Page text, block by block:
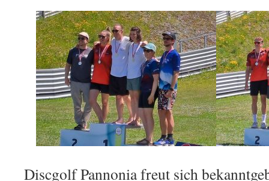
Discgolf Pannonia freut sich